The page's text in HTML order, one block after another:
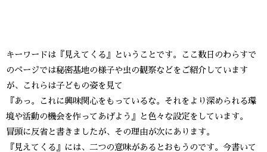
キーワードは『見えてくる』ということです。ここ数日のわらすで
のページでは秘密基地の様子や虫の観察などをご紹介しています
が、これらは子どもの姿を見て
『あっ。これに興味関心をもっているな。それをより深められる環
境や活動の機会を作ってあげよう』と色々な設定をしています。
冒頭に反省と書きましたが、その理由が次にあります。
『見えてくる』には、二つの意味があるとおもうのです。今書いて